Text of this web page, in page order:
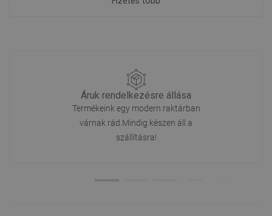
Áruk rendelkezésre állása
Termékeink egy modern raktárban
várnak rád.Mindig készen áll a
szállításra!